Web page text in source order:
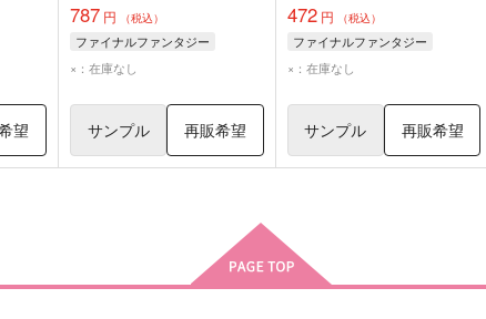
望
787円 （税込）
ファイナルファンタジー
×：在庫なし
サンプル 再販希望
472円 （税込）
ファイナルファンタジー
×：在庫なし
サンプル 再販希望